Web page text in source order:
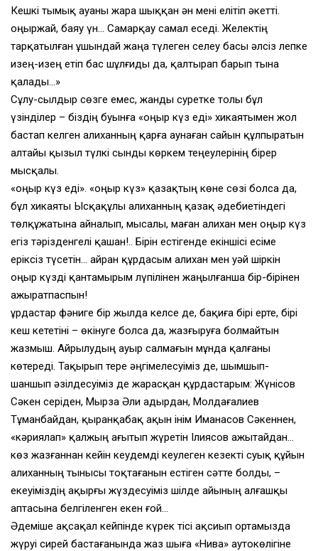
Кешкі тымық ауаны жара шыққан ән мені елітіп әкетті.
Қоңыржай, баяу үн… Самарқау самал еседі. Желектің
тарқатылған ұшындай жаңа түлеген селеу басы әлсіз лепке
изең-изең етіп бас шұлғиды да, қалтырап барып тына
қалады…»
Сұлу-сылдыр сөзге емес, жанды суретке толы бұл
үзінділер – біздің буынға «Қоңыр күз еді» хикаятымен жол
бастап келген Қалиханның қарға аунаған сайын құлпыратын
алтайы қызыл түлкі сынды көркем теңеулерінің бірер
мысқалы.
«Қоңыр күз еді». «Қоңыр күз» қазақтың көне сөзі болса да,
бұл хикаяты Ысқақұлы Қалиханның қазақ әдебиетіндегі
төлқұжатына айналып, мысалы, маған Қалихан мен Қоңыр күз
егіз тәрізденгелі қашан!.. Бірін естігенде екіншісі есіме
еріксіз түсетін… Қайран құрдасым Қалихан мен уәй шіркін
Қоңыр күзді қантамырым лүпілінен жаңылғанша бір-бірінен
ажыратпаспын!
Құрдастар фәниге бір жылда келсе де, бақиға бірі ерте, бірі
кеш кететіні – өкінуге болса да, жазғыруға болмайтын
жазмыш. Айрылудың ауыр салмағын мұнда қалғаны
көтереді. Тақырып тере әңгімелесуіміз де, шымшып-
шаншып әзілдесуіміз де жарасқан құрдастарым: Жүнісов
Сәкен серіден, Мырза Әли Қадырдан, Молдағалиев
Тұманбайдан, қыранқабақ ақын інім Иманасов Сәкеннен,
«кәриялап» қалжың ағытып жүретін Ілиясов Қажытайдан…
көз жазғаннан кейін кеудемді кеулеген кезекті суық құйын
Қалиханның тынысы тоқтағанын естіген сәтте болды, –
екеуіміздің ақырғы жүздесуіміз шілде айының алғашқы
аптасына белгіленген екен ғой…
Әдеміше ақсақал кейпінде күрек тісі ақсиып ортамызда
жүруі сирей бастағанында жаз шыға «Нива» аутокөлігіне